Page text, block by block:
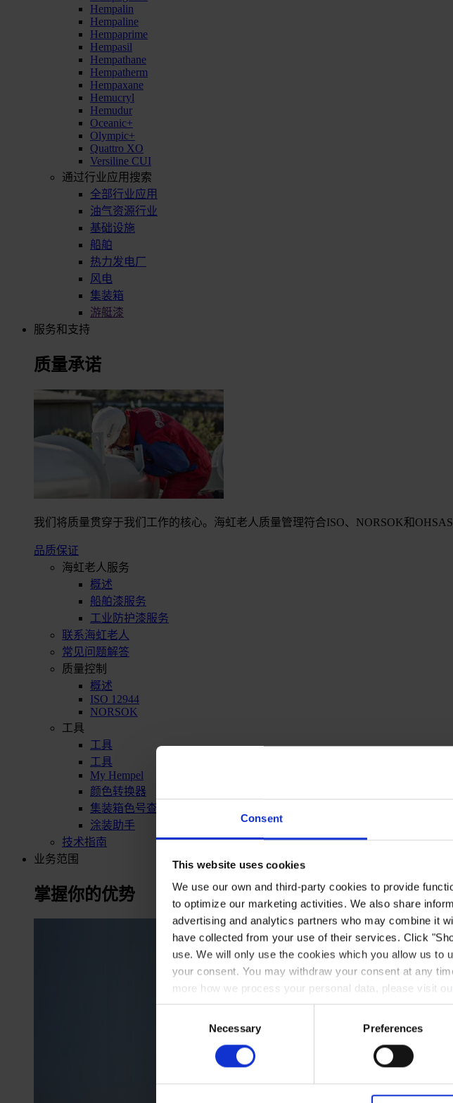
Consent
This website uses cookies
We use our own and third-party cookies to provide
to optimize our marketing activities. We also share
advertising and analytics partners who may combine it
have collected from your use of their services. Click
use. We will only use the cookies which you allow us to
your consent. You may withdraw your consent at any
more how we process your personal data, please visit our
Necessary Preferences
Hempalin
Hempaline
Hempaprime
Hempasil
Hempathane
Hempatherm
Hempaxane
Hemucryl
Hemudur
Oceanic+
Olympic+
Quattro XO
Versiline CUI
通过行业应用搜索
全部行业应用
油气资源行业
基础设施
船舶
热力发电厂
风电
集装箱
游艇漆
服务和支持
质量承诺
我们将质量贯穿于我们工作的核心。海虹老人质量管理符合ISO、NORSOK和
品质保证
海虹老人服务
概述
船舶漆服务
工业防护漆服务
联系海虹老人
常见问题解答
质量控制
概述
ISO 12944
NORSOK
工具
工具
工具
My Hempel
颜色转换器
集装箱色号查询
涂装助手
技术指南
业务范围
掌握你的优势